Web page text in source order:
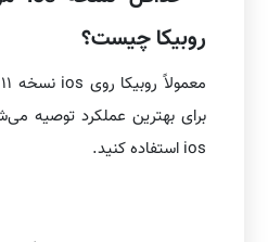
روبیکا چیست؟
برای بهترین عملکرد توصیه
ios استفاده کنید.